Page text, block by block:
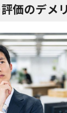
価のデメ